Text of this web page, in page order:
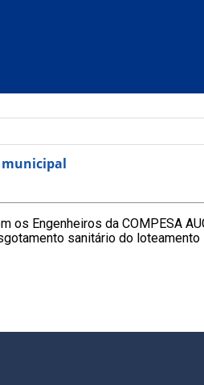
municipal
Engenheiros da COMPESA
sanitário do loteamento